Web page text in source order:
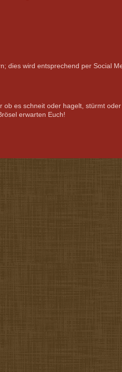
dies wird entsprechend per Social
ob es schneit oder hagelt, stürmt
erwarten Euch!